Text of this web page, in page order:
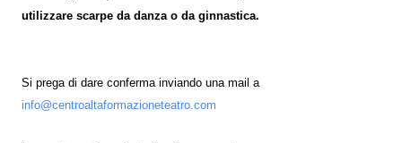
utilizzare scarpe da danza o da ginnastica.
Si prega di dare conferma inviando una mail a
info@centroaltaformazioneteatro.com